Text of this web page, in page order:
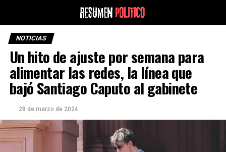
NOTICIAS
Un hito de ajuste por semana para
alimentar las redes, la línea que
bajó Santiago Caputo al gabinete
28 de marzo de 2024